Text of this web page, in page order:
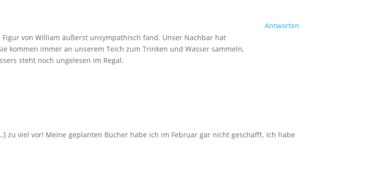
von William äußerst unsympathisch fand. Unser Nachbar hat
kommen immer an unserem Teich zum Trinken und Wasser sammeln,
steht noch ungelesen im Regal.
Antworten
zu viel vor! Meine geplanten Bücher habe ich im Februar gar nicht geschafft. Ich habe